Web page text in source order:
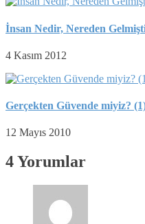
İnsan Nedir, Nereden
4 Kasım 2012
Gerçekten Güvende miyiz?
12 Mayıs 2010
4 Yorumlar